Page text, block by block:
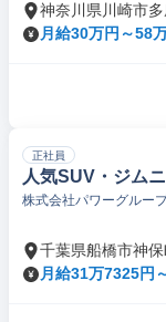
神奈川県川崎市多
月給30万円～58
正社員
人気SUV・ジム
株式会社パワーグルー
千葉県船橋市神
月給31万7325円